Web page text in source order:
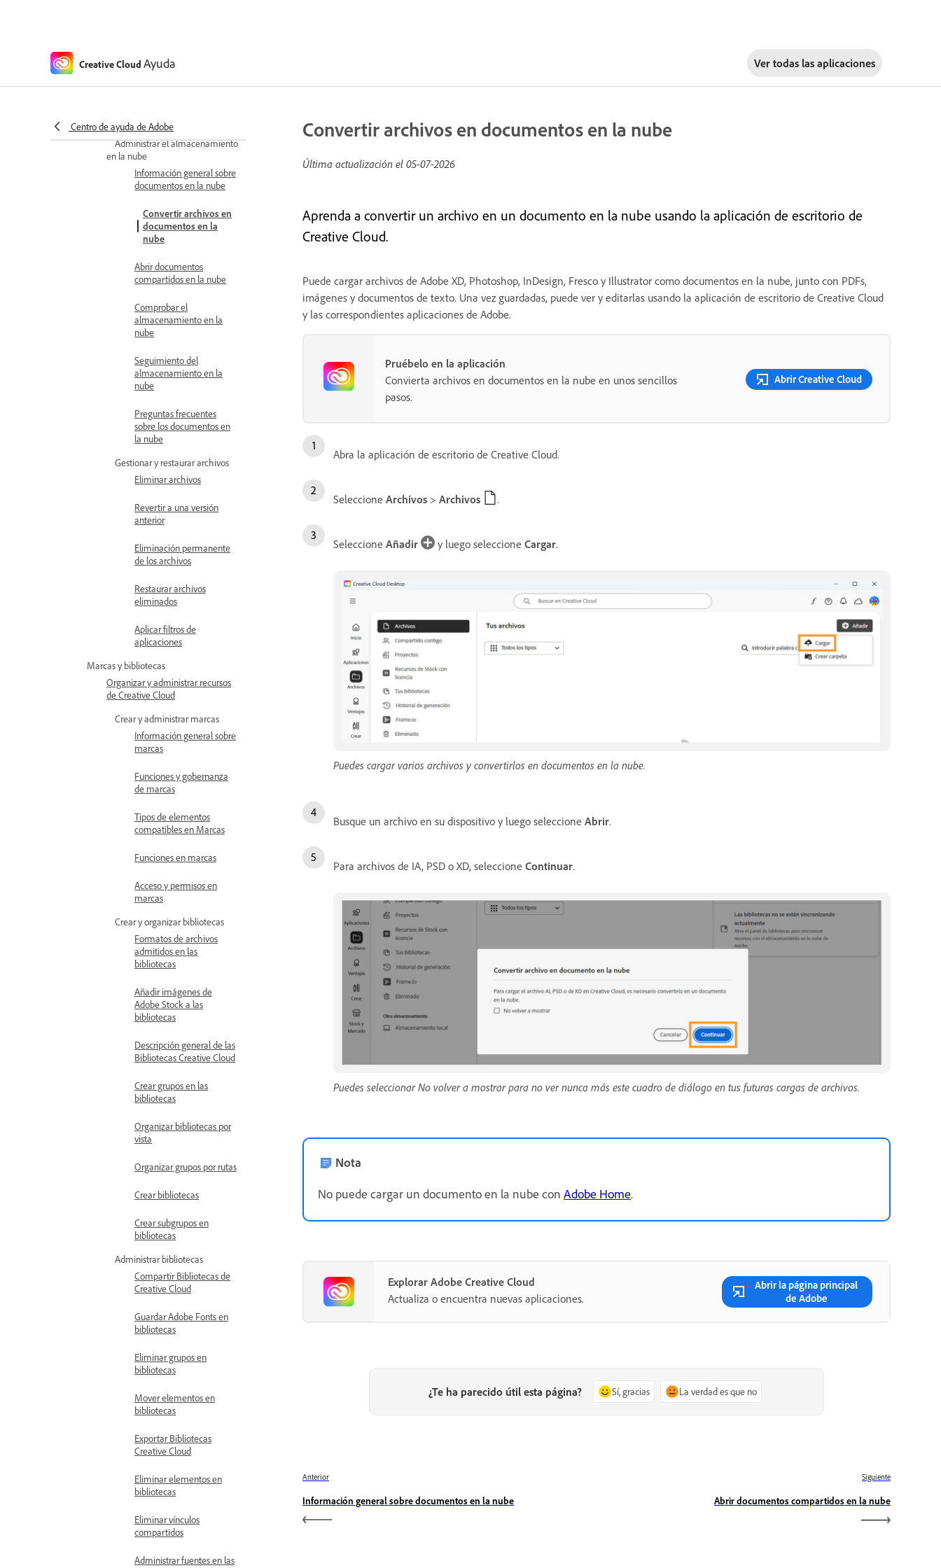
Creative Cloud Ayuda Ver todas las aplicaciones
Centro de ayuda de Adobe
Trabajar con documentos en la nube
Administrar el almacenamiento
en la nube
Información general sobre
documentos en la nube
Convertir archivos en
documentos en la
nube
Abrir documentos
compartidos en la nube
Comprobar el
almacenamiento en la
nube
Seguimiento del
almacenamiento en la
nube
Preguntas frecuentes
sobre los documentos en
la nube
Gestionar y restaurar archivos
Eliminar archivos
Revertir a una versión
anterior
Eliminación permanente
de los archivos
Restaurar archivos
eliminados
Aplicar filtros de
aplicaciones
Marcas y bibliotecas
Organizar y administrar recursos
de Creative Cloud
Crear y administrar marcas
Información general sobre
marcas
Funciones y gobernanza
de marcas
Tipos de elementos
compatibles en Marcas
Funciones en marcas
Acceso y permisos en
marcas
Crear y organizar bibliotecas
Formatos de archivos
admitidos en las
bibliotecas
Añadir imágenes de
Adobe Stock a las
bibliotecas
Descripción general de las
Bibliotecas Creative Cloud
Crear grupos en las
bibliotecas
Organizar bibliotecas por
vista
Organizar grupos por rutas
Crear bibliotecas
Crear subgrupos en
bibliotecas
Administrar bibliotecas
Compartir Bibliotecas de
Creative Cloud
Guardar Adobe Fonts en
bibliotecas
Eliminar grupos en
bibliotecas
Mover elementos en
bibliotecas
Exportar Bibliotecas
Creative Cloud
Eliminar elementos en
bibliotecas
Eliminar vínculos
compartidos
Administrar fuentes en las
Convertir archivos en documentos en la nube
Última actualización el 05-07-2026
Aprenda a convertir un archivo en un documento en la nube usando la aplicación de escritorio de
Creative Cloud.
Puede cargar archivos de Adobe XD, Photoshop, InDesign, Fresco y Illustrator como documentos en la nube, junto con PDFs,
imágenes y documentos de texto. Una vez guardadas, puede ver y editarlas usando la aplicación de escritorio de Creative Cloud
y las correspondientes aplicaciones de Adobe.
Pruébelo en la aplicación
Convierta archivos en documentos en la nube en unos sencillos
pasos.
Abrir Creative Cloud
Abra la aplicación de escritorio de Creative Cloud.
Seleccione Archivos > Archivos .
Seleccione Añadir y luego seleccione Cargar.
Puedes cargar varios archivos y convertirlos en documentos en la nube.
Busque un archivo en su dispositivo y luego seleccione Abrir.
Para archivos de IA, PSD o XD, seleccione Continuar.
Puedes seleccionar No volver a mostrar para no ver nunca más este cuadro de diálogo en tus futuras cargas de archivos.
Nota
No puede cargar un documento en la nube con Adobe Home.
Explorar Adobe Creative Cloud
Actualiza o encuentra nuevas aplicaciones.
Abrir la página principal
de Adobe
¿Te ha parecido útil esta página? Sí, gracias La verdad es que no
Anterior
Información general sobre documentos en la nube
Siguiente
Abrir documentos compartidos en la nube